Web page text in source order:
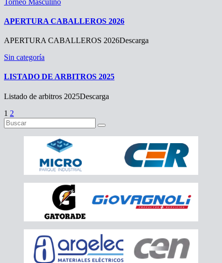
APERTURA CABALLEROS 2026
APERTURA CABALLEROS 2026Descarga
Sin categoría
LISTADO DE ARBITROS 2025
Listado de arbitros 2025Descarga
Paginación
de
entradas
1 2